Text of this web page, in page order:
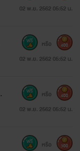
02 พ.ย. 2562 05:52 น.
02 พ.ย. 2562 05:52 น.
หรือ 400
02 พ.ย. 2562 05:52 น.
หรือ 400
หรือ 300